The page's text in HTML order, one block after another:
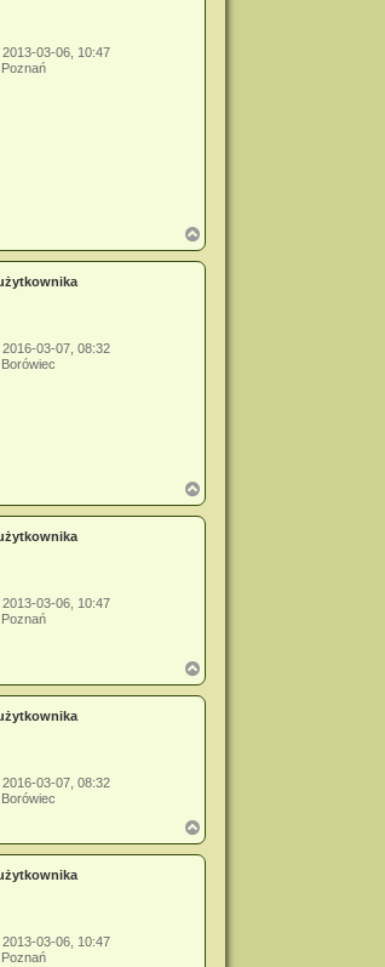
2013-03-06, 10:47
Poznań
a
g
2016-03-07, 08:32
Borówiec
a
g
2013-03-06, 10:47
Poznań
a
g
2016-03-07, 08:32
Borówiec
a
g
2013-03-06, 10:47
Poznań